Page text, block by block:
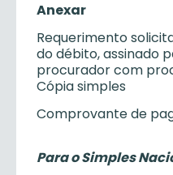
Anexar
Requerimento
do débito, assinado
procurador com
Cópia simples
Comprovante de
Para o Simples